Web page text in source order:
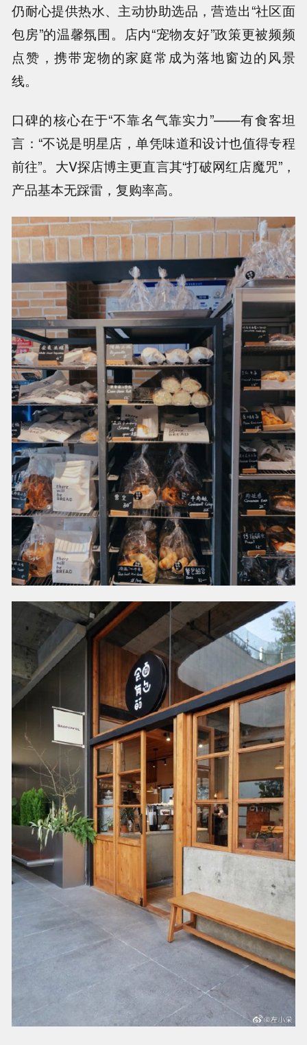
仍耐心提供热水、主动协助选品，营造出“社区面
包房”的温馨氛围。店内“宠物友好”政策更被频频
点赞，携带宠物的家庭常成为落地窗边的风景
线。
口碑的核心在于“不靠名气靠实力”——有食客坦
言：“不说是明星店，单凭味道和设计也值得专程
前往”。大V探店博主更直言其“打破网红店魔咒”，
产品基本无踩雷，复购率高。